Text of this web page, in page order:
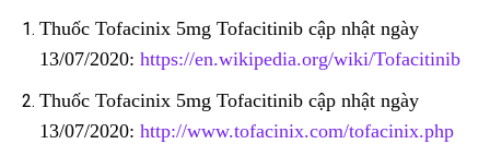
Thuốc Tofacinix 5mg Tofacitinib cập nhật ngày
13/07/2020: https://en.wikipedia.org/wiki/Tofacitinib
Thuốc Tofacinix 5mg Tofacitinib cập nhật ngày
13/07/2020: http://www.tofacinix.com/tofacinix.php